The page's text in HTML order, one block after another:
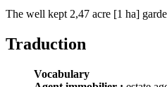
The well kept 2,47 acre [1 ha]
Traduction
Vocabulary